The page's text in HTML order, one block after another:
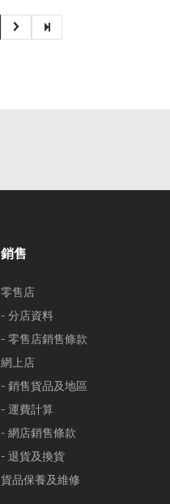
銷售
零售店
- 分店資料
- 零售店銷售條款
網上店
- 銷售貨品及地區
- 運費計算
- 網店銷售條款
- 退貨及換貨
貨品保養及維修